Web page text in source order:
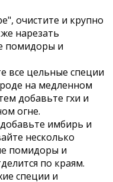
очистите и крупно
нарезать
помидоры и
все цельные специи
на медленном
добавьте гхи и
огне.
добавьте имбирь и
несколько
помидоры и
по краям.
специи и